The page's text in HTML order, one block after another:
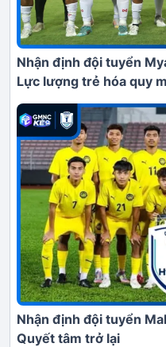
Nhận định đội tuyển
Lực lượng trẻ hóa quy
Nhận định đội tuyển
Quyết tâm trở lại